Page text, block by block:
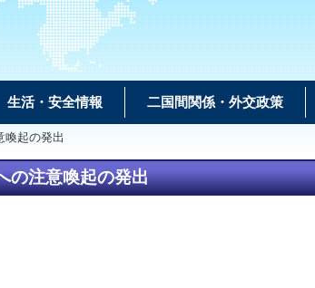
生活・安全情報 二国間関係・外交政策
喚起の発出
の注意喚起の発出